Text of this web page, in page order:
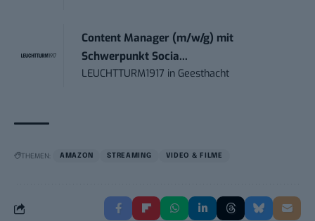
Content Manager (m/w/g) mit
Schwerpunkt Socia...
LEUCHTTURM1917 in Geesthacht
THEMEN: AMAZON STREAMING VIDEO & FILME